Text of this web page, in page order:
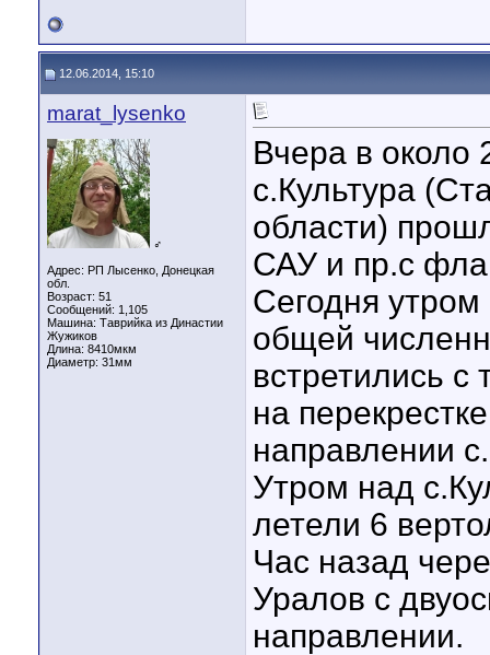
12.06.2014, 15:10
marat_lysenko
♂
Адрес: РП Лысенко, Донецкая
обл.
Возраст: 51
Сообщений: 1,105
Машина: Таврийка из Династии
Жужиков
Длина: 8410мкм
Диаметр: 31мм
Вчера в около
с.Культура
области)
САУ и пр.с
Сегодня
общей
встретились с
на
направлении
Утром над
летели 6
Час назад
Уралов с
направлении.